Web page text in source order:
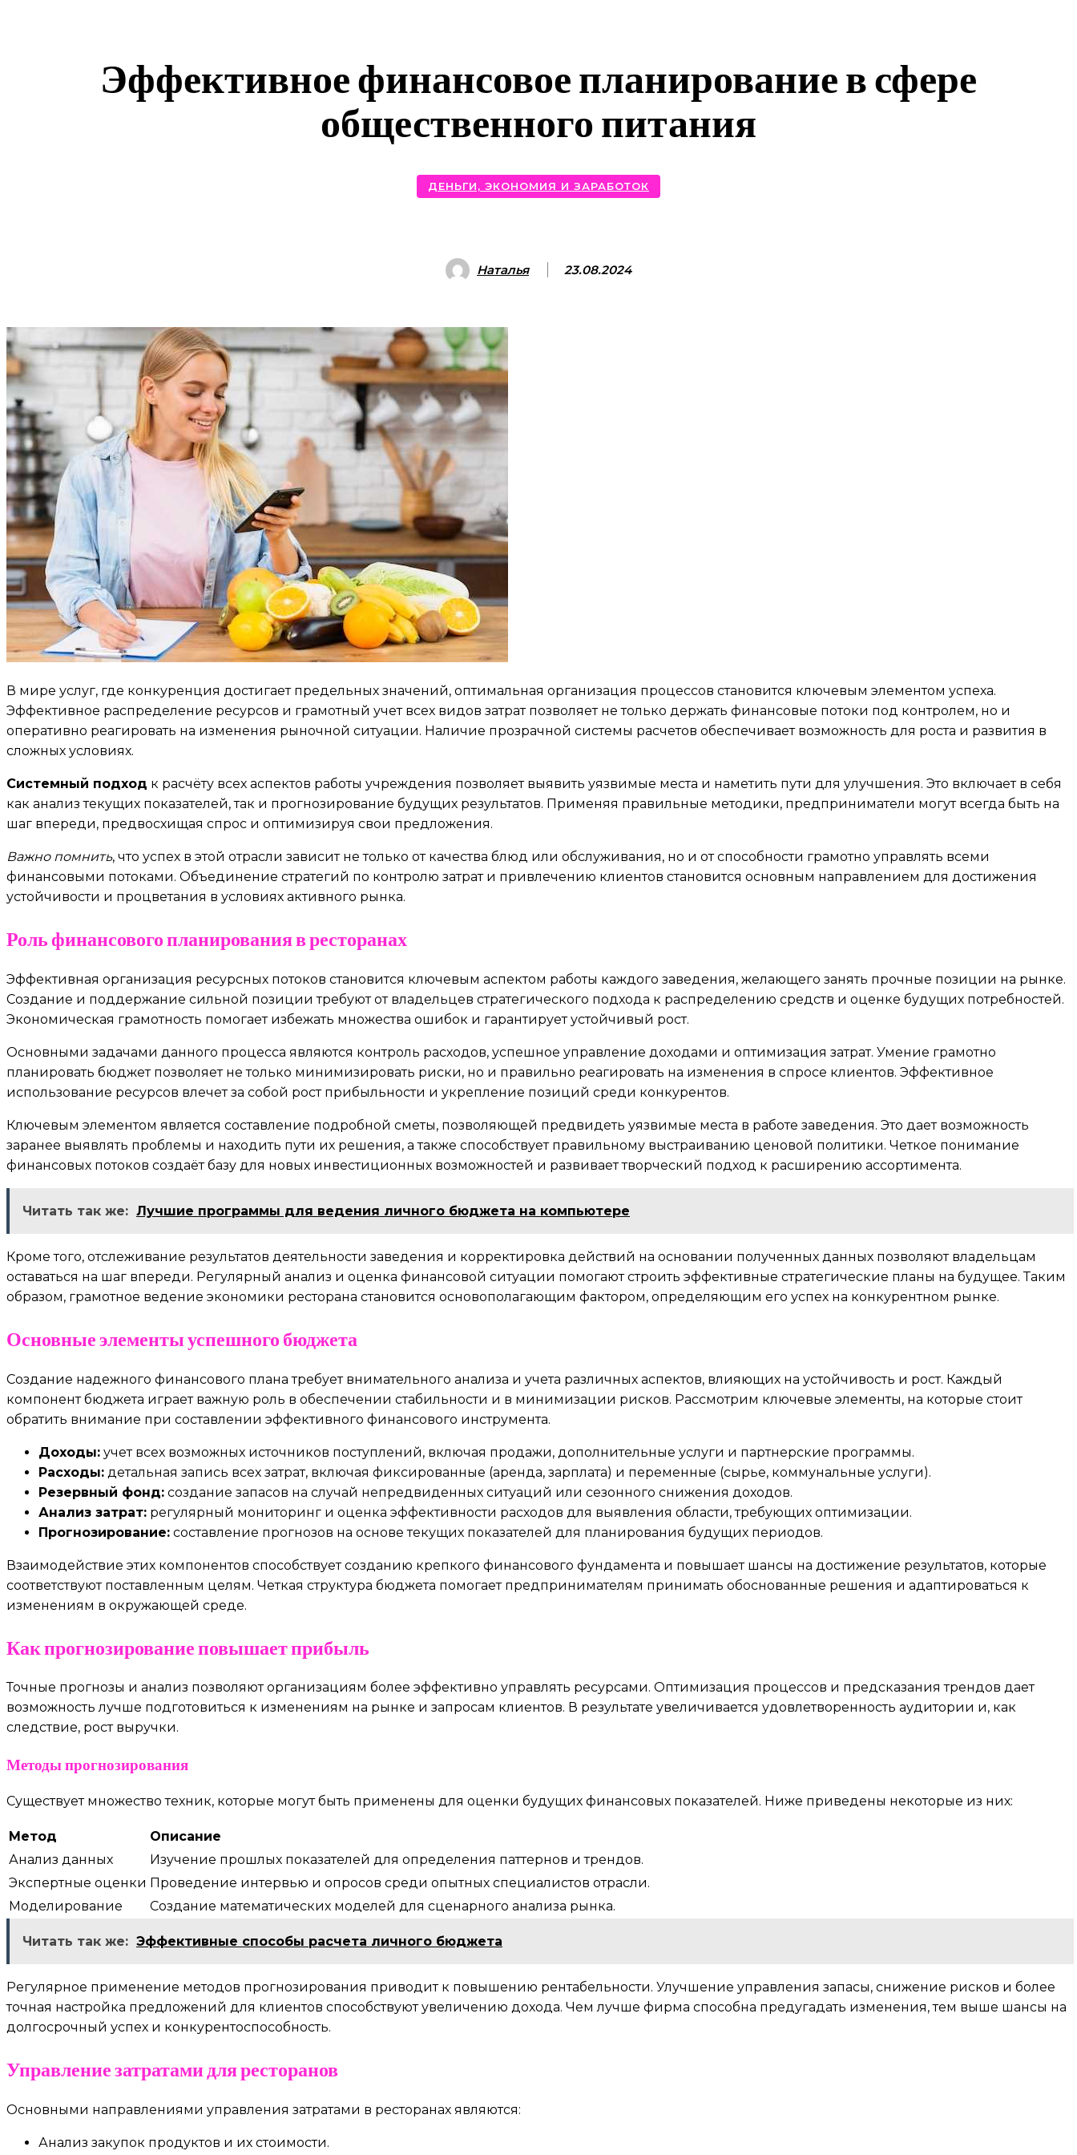
Эффективное финансовое планирование в сфере
общественного питания
ДЕНЬГИ, ЭКОНОМИЯ И ЗАРАБОТОК
Наталья 23.08.2024
В мире услуг, где конкуренция достигает предельных значений, оптимальная организация процессов становится ключевым элементом успеха.
Эффективное распределение ресурсов и грамотный учет всех видов затрат позволяет не только держать финансовые потоки под контролем, но и
оперативно реагировать на изменения рыночной ситуации. Наличие прозрачной системы расчетов обеспечивает возможность для роста и развития в
сложных условиях.
Системный подход к расчёту всех аспектов работы учреждения позволяет выявить уязвимые места и наметить пути для улучшения. Это включает в себя
как анализ текущих показателей, так и прогнозирование будущих результатов. Применяя правильные методики, предприниматели могут всегда быть на
шаг впереди, предвосхищая спрос и оптимизируя свои предложения.
Важно помнить, что успех в этой отрасли зависит не только от качества блюд или обслуживания, но и от способности грамотно управлять всеми
финансовыми потоками. Объединение стратегий по контролю затрат и привлечению клиентов становится основным направлением для достижения
устойчивости и процветания в условиях активного рынка.
Роль финансового планирования в ресторанах
Эффективная организация ресурсных потоков становится ключевым аспектом работы каждого заведения, желающего занять прочные позиции на рынке.
Создание и поддержание сильной позиции требуют от владельцев стратегического подхода к распределению средств и оценке будущих потребностей.
Экономическая грамотность помогает избежать множества ошибок и гарантирует устойчивый рост.
Основными задачами данного процесса являются контроль расходов, успешное управление доходами и оптимизация затрат. Умение грамотно
планировать бюджет позволяет не только минимизировать риски, но и правильно реагировать на изменения в спросе клиентов. Эффективное
использование ресурсов влечет за собой рост прибыльности и укрепление позиций среди конкурентов.
Ключевым элементом является составление подробной сметы, позволяющей предвидеть уязвимые места в работе заведения. Это дает возможность
заранее выявлять проблемы и находить пути их решения, а также способствует правильному выстраиванию ценовой политики. Четкое понимание
финансовых потоков создаёт базу для новых инвестиционных возможностей и развивает творческий подход к расширению ассортимента.
Читать так же: Лучшие программы для ведения личного бюджета на компьютере
Кроме того, отслеживание результатов деятельности заведения и корректировка действий на основании полученных данных позволяют владельцам
оставаться на шаг впереди. Регулярный анализ и оценка финансовой ситуации помогают строить эффективные стратегические планы на будущее. Таким
образом, грамотное ведение экономики ресторана становится основополагающим фактором, определяющим его успех на конкурентном рынке.
Основные элементы успешного бюджета
Создание надежного финансового плана требует внимательного анализа и учета различных аспектов, влияющих на устойчивость и рост. Каждый
компонент бюджета играет важную роль в обеспечении стабильности и в минимизации рисков. Рассмотрим ключевые элементы, на которые стоит
обратить внимание при составлении эффективного финансового инструмента.
Доходы: учет всех возможных источников поступлений, включая продажи, дополнительные услуги и партнерские программы.
Расходы: детальная запись всех затрат, включая фиксированные (аренда, зарплата) и переменные (сырье, коммунальные услуги).
Резервный фонд: создание запасов на случай непредвиденных ситуаций или сезонного снижения доходов.
Анализ затрат: регулярный мониторинг и оценка эффективности расходов для выявления области, требующих оптимизации.
Прогнозирование: составление прогнозов на основе текущих показателей для планирования будущих периодов.
Взаимодействие этих компонентов способствует созданию крепкого финансового фундамента и повышает шансы на достижение результатов, которые
соответствуют поставленным целям. Четкая структура бюджета помогает предпринимателям принимать обоснованные решения и адаптироваться к
изменениям в окружающей среде.
Как прогнозирование повышает прибыль
Точные прогнозы и анализ позволяют организациям более эффективно управлять ресурсами. Оптимизация процессов и предсказания трендов дает
возможность лучше подготовиться к изменениям на рынке и запросам клиентов. В результате увеличивается удовлетворенность аудитории и, как
следствие, рост выручки.
Методы прогнозирования
Существует множество техник, которые могут быть применены для оценки будущих финансовых показателей. Ниже приведены некоторые из них:
Метод
Описание
Анализ данных
Изучение прошлых показателей для определения паттернов и трендов.
Экспертные оценки Проведение интервью и опросов среди опытных специалистов отрасли.
Моделирование
Создание математических моделей для сценарного анализа рынка.
Читать так же: Эффективные способы расчета личного бюджета
Регулярное применение методов прогнозирования приводит к повышению рентабельности. Улучшение управления запасы, снижение рисков и более
точная настройка предложений для клиентов способствуют увеличению дохода. Чем лучше фирма способна предугадать изменения, тем выше шансы на
долгосрочный успех и конкурентоспособность.
Управление затратами для ресторанов
Основными направлениями управления затратами в ресторанах являются:
Анализ закупок продуктов и их стоимости.